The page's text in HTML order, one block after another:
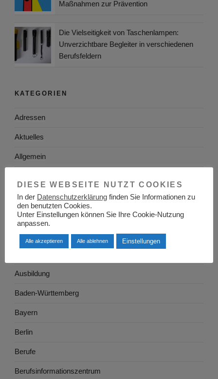
Maßnahmen zur Prävention
Die Vielseitigkeit von Taschenlampen:
Unverzichtbare Begleiter in verschiedenen
Berufsfeldern
KATEGORIEN
Adressen
Aktuelles
Allgemein
Arbeitsplatzsuche
Arbeitsrecht
Arbeitswelt
Ausbildung
Baden-Württemberg
Bayern
Berlin
Berufe
Berufsinformationszentrum
DIESE WEBSEITE NUTZT COOKIES
In der Datenschutzerklärung finden Sie Informationen zu
den benutzten Cookies.
Unter Einstellungen können Sie Ihre Cookie-Nutzung
anpassen.
Alle akzeptieren Alle ablehnen Einstellungen